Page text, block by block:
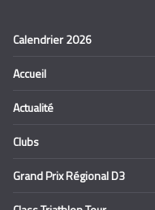
Calendrier 2026
Accueil
Actualité
Clubs
Grand Prix Régional D3